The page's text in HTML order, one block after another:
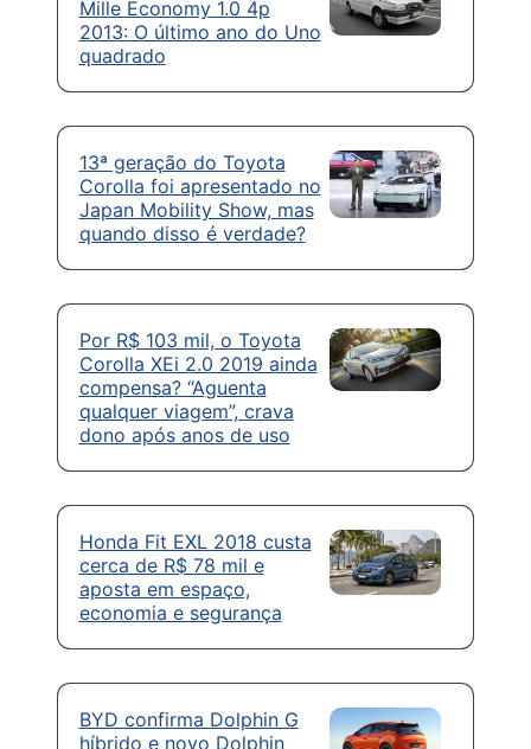
Mille Economy 1.0 4p
2013: O último ano do Uno
quadrado
13ª geração do Toyota
Corolla foi apresentado no
Japan Mobility Show, mas
quando disso é verdade?
Por R$ 103 mil, o Toyota
Corolla XEi 2.0 2019 ainda
compensa? “Aguenta
qualquer viagem”, crava
dono após anos de uso
Honda Fit EXL 2018 custa
cerca de R$ 78 mil e
aposta em espaço,
economia e segurança
BYD confirma Dolphin G
híbrido e novo Dolphin